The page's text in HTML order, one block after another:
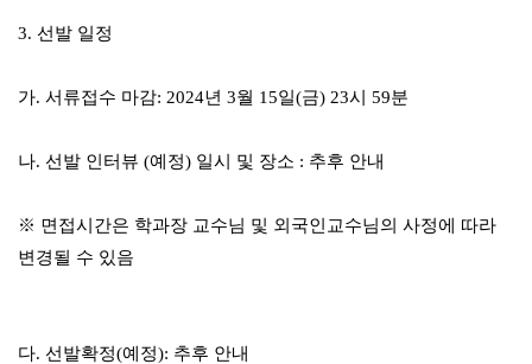
3. 선발 일정
가. 서류접수 마감: 2024년 3월 15일(금) 23시 59분
나. 선발 인터뷰 (예정) 일시 및 장소 : 추후 안내
※ 면접시간은 학과장 교수님 및 외국인교수님의 사정에 따라
변경될 수 있음
다. 선발확정(예정): 추후 안내